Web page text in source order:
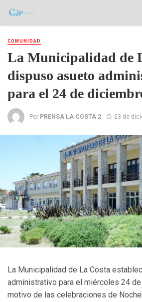
COMUNIDAD
La Municipalidad de
dispuso asueto
para el 24 de
Por PRENSA LA COSTA 2 23 de
La Municipalidad de La Costa
administrativo para el miércoles 24
motivo de las celebraciones de